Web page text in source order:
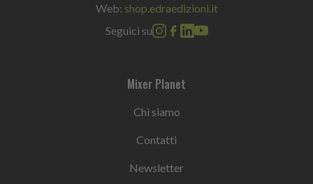
Web: shop.edraedizioni.it
Seguici su
Mixer Planet
Chi siamo
Contatti
Newsletter